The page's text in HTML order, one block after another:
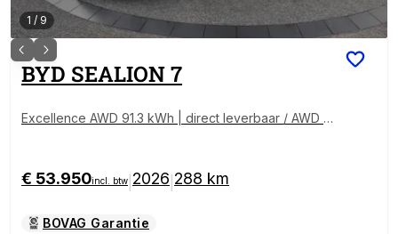
1 / 9
BYD SEALION 7
Excellence AWD 91.3 kWh | direct leverbaar / AWD |
€ 53.950incl. btw 2026 288 km
BOVAG Garantie